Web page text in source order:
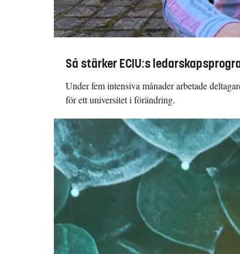
Så stärker ECIU:s
Under fem intensiva månader arbetade
för ett universitet i förändring.